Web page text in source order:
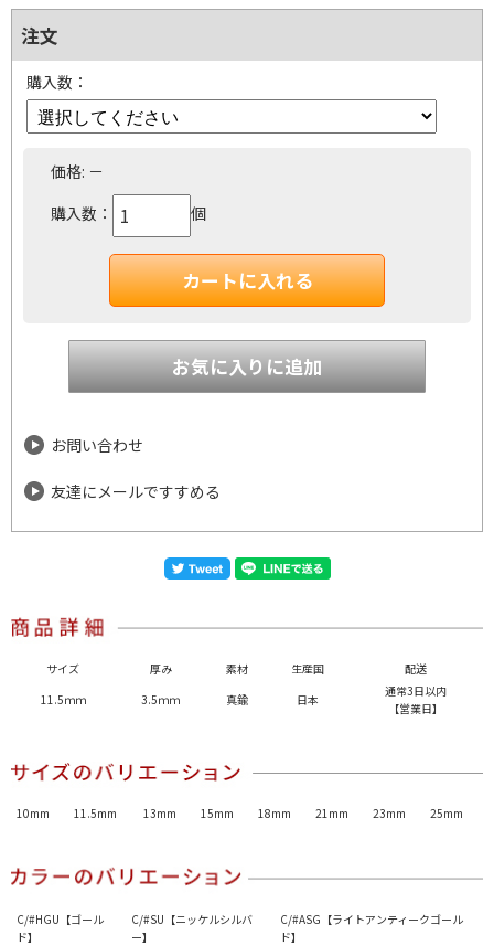
注文
購入数：
価格: －
購入数：
個
お問い合わせ
友達にメールですすめる
サイズ 厚み 素材 生産国
配送
11.5ｍｍ
3.5ｍｍ 真鍮 日本
通常3日以内
【営業日】
10mm 11.5mm 13mm 15mm 18mm 21mm 23mm 25mm
C/#HGU【ゴール
ド】
C/#SU【ニッケルシルバ
ー】
C/#ASG【ライトアンティークゴール
ド】